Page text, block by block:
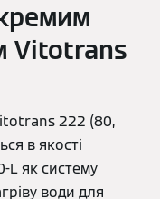
Vitotrans
222 (80,
в якості
L як систему
води для